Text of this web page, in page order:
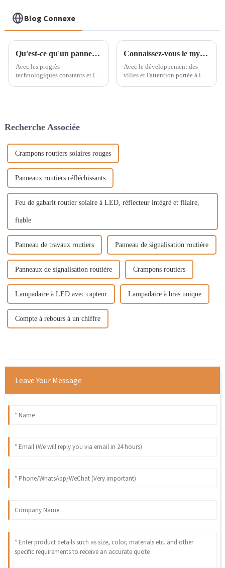
Blog Connexe
Qu'est-ce qu'un panneau solaire Wrap ?
Avec les progrès
technologiques constants et la
solaires éblouissants sur les
Connaissez-vous le mystère entre les différents lampadaires de puissance ?
Avec le développement des
villes et l'attention portée à la
Recherche Associée
Crampons routiers solaires rouges
Panneaux routiers réfléchissants
Feu de gabarit routier solaire à LED, réflecteur intégré et filaire,
fiable
Panneau de travaux routiers Panneau de signalisation routière
Panneaux de signalisation routière Crampons routiers
Lampadaire à LED avec capteur Lampadaire à bras unique
Compte à rebours à un chiffre
Leave Your Message